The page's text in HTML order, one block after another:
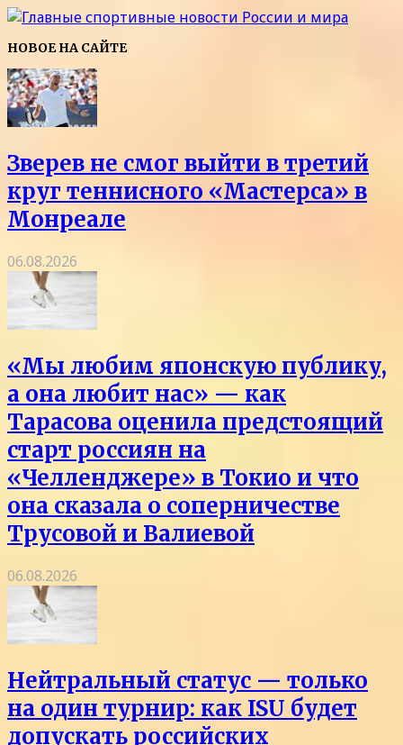
НОВОЕ НА САЙТЕ
Зверев не смог выйти в третий
круг теннисного «Мастерса» в
Монреале
06.08.2026
«Мы любим японскую публику,
а она любит нас» — как
Тарасова оценила предстоящий
старт россиян на
«Челленджере» в Токио и что
она сказала о соперничестве
Трусовой и Валиевой
06.08.2026
Нейтральный статус — только
на один турнир: как ISU будет
допускать российских